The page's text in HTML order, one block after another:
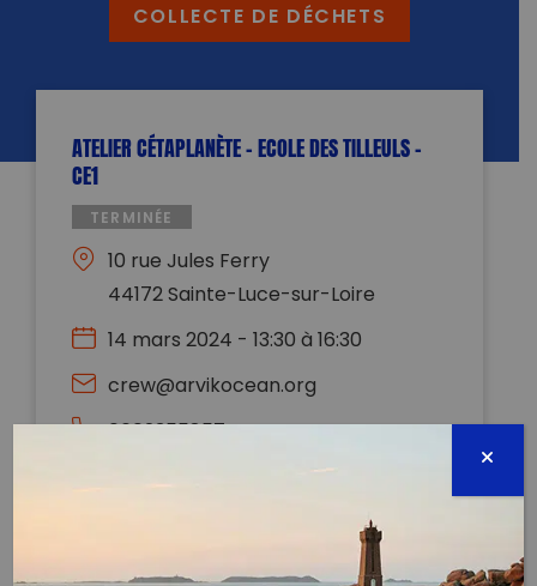
COLLECTE DE DÉCHETS
ATELIER CÉTAPLANÈTE – ECOLE DES TILLEULS –
CE1
TERMINÉE
10 rue Jules Ferry
44172 Sainte-Luce-sur-Loire
14 mars 2024 - 13:30 à 16:30
crew@arvikocean.org
0602355857
Évènement proposé par :